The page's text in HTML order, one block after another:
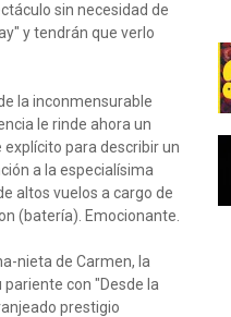
sin necesidad de
y tendrán que verlo
la inconmensurable
le rinde ahora un
para describir un
a la especialísima
altos vuelos a cargo de
(batería). Emocionante.
nieta de Carmen, la
con "Desde la
prestigio